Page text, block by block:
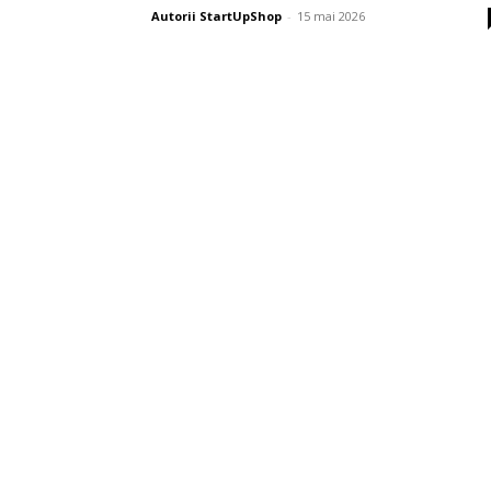
Autorii StartUpShop - 15 mai 2026